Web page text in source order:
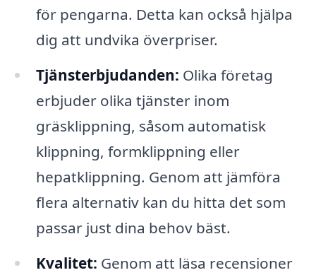
för pengarna. Detta kan också hjälpa
dig att undvika överpriser.
Tjänsterbjudanden: Olika företag
erbjuder olika tjänster inom
gräsklippning, såsom automatisk
klippning, formklippning eller
hepatklippning. Genom att jämföra
flera alternativ kan du hitta det som
passar just dina behov bäst.
Kvalitet: Genom att läsa recensioner